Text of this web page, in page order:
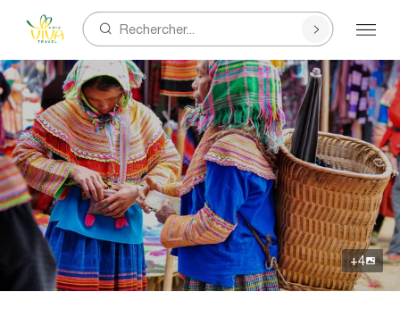
Rechercher...
+4